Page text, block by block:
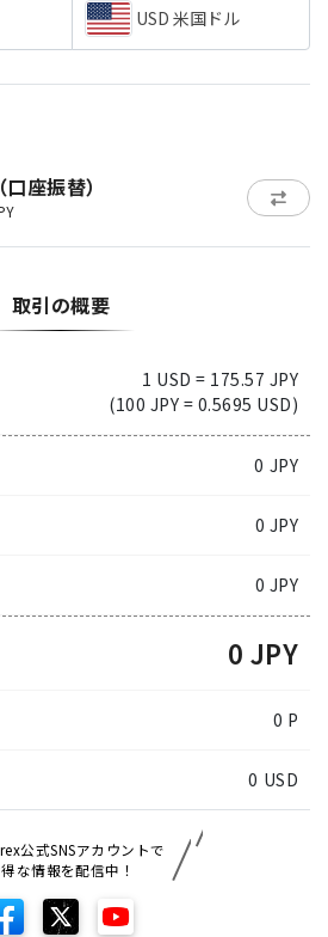
USD 米国ドル
座振替）
取引の概要
1 USD = 175.57 JPY
(100 JPY = 0.5695 USD)
0 JPY
0 JPY
0 JPY
0 JPY
0 P
0 USD
公式SNSアカウントで
な情報を配信中！